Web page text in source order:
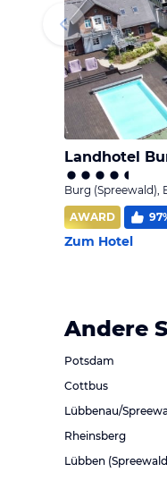
Landhotel
Burg (Spreewald),
AWARD
97
Zum Hotel
Andere
Potsdam
Cottbus
Lübbenau/
Rheinsberg
Lübben